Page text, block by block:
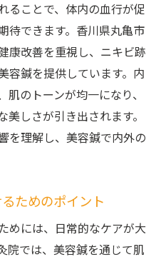
ることで、体内の血行が促
待できます。香川県丸亀市
康改善を重視し、ニキビ跡
容鍼を提供しています。内
のトーンが均一になり、
しさが引き出されます。
を理解し、美容鍼で内外の
ためのポイント
めには、日常的なケアが大
院では、美容鍼を通じて肌